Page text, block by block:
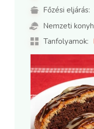
Főzési eljárás:
Nemzeti
Tanfolyamok: